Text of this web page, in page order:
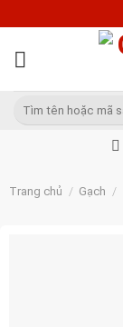
to
content
Tìm
Trang chủ / Gạch /